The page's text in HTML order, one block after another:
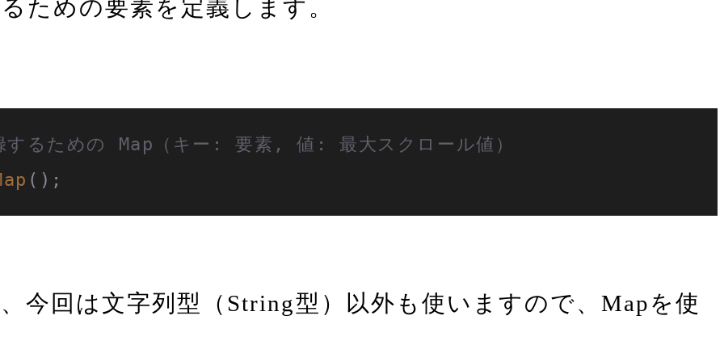
ための要素を定義します。
るための Map（キー: 要素, 値: 最大スクロール値）
();
今回は文字列型（String型）以外も使いますので、Mapを使